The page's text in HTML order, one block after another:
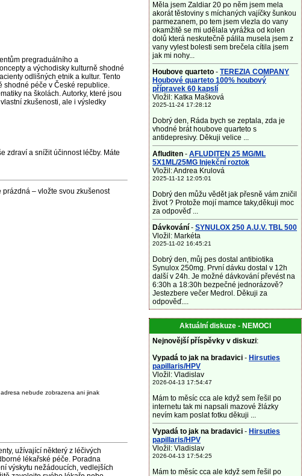
pregraduálního a
a východisky kulturně shodné
odlišných etnik a kultur. Tento
shodné péče v České republice.
na školách. Autorky, které jsou
zkušenosti, ale i výsledky
zdraví a snížit účinnost léčby. Máte
– vložte svou zkušenost
nebude zobrazena ani jinak
užívající některý z léčivých
lékařské péče. Poradna
výskytu nežádoucích, vedlejších
Měla jsem Zaldiar 20 po něm jsem mela
akorát těstoviny s míchaných vajíčky šunkou
parmezanem, po tem jsem vlezla do vany
okamžitě se mi udělala vyrážka od kolen
dolů která neskutečně pálila musela jsem z
vany vylest bolesti sem brečela cítila jsem
jak mi nohy...
Houbove quarteto - TEREZIA COMPANY
Houbové quarteto 100% houbový
přípravek 60 kapslí
Vložil: Katka Mašková
2025-11-24 17:28:12
Dobrý den, Ráda bych se zeptala, zda je
vhodné brát houbove quarteto s
antidepresivy. Děkuji velice ...
Afluditen - AFLUDITEN 25 MG/ML
5X1ML/25MG Injekční roztok
Vložil: Andrea Krulová
2025-11-12 12:05:01
Dobrý den můžu vědět jak přesně vám zničil
život ? Protože mojí mamce taky,děkuji moc
za odpověď ...
Dávkování - SYNULOX 250 A.U.V. TBL 500
Vložil: Markéta
2025-11-02 16:45:21
Dobrý den, můj pes dostal antibiotika
Synulox 250mg. První dávku dostal v 12h
další v 24h. Je možné dávkování převést na
6:30h a 18:30h bezpečné jednorázově?
Jestezbere večer Medrol. Děkuji za
odpověď....
Aktuální diskuze - NEMOCI
Nejnovější příspěvky v diskuzi:
Vypadá to jak na bradavici - Hirsuties
papillaris/HPV
Vložil: Vladislav
2026-04-13 17:54:47
Mám to měsíc cca ale když sem řešil po
internetu tak mi napsali mazové žlázky
nevím kam poslat fotku děkuji ...
Vypadá to jak na bradavici - Hirsuties
papillaris/HPV
Vložil: Vladislav
2026-04-13 17:54:25
Mám to měsíc cca ale když sem řešil po